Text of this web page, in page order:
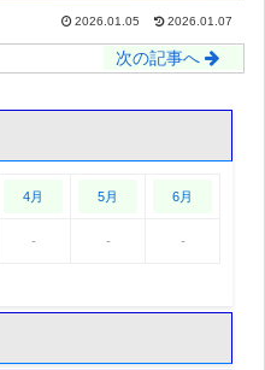
2026.01.05 2026.01.07
次の記事へ
4月 5月 6月
- - -